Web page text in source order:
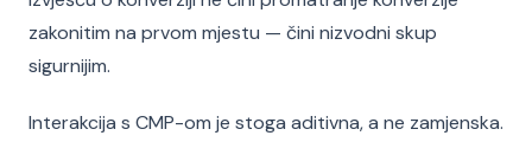
zakonitim na prvom mjestu — čini nizvodni skup
sigurnijim.
Interakcija s CMP-om je stoga aditivna, a ne zamjenska.